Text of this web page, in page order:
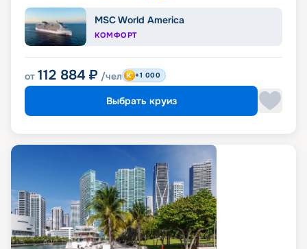
MSC World America
КОМФОРТ
от 112 884 ₽ /чел +1 000
Выбрать круиз